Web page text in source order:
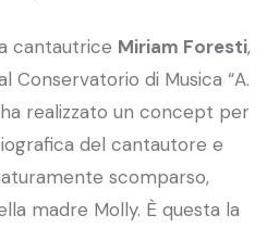
cantautrice Miriam Foresti,
Conservatorio di Musica “A.
ha realizzato un concept per
del cantautore e
scomparso,
madre Molly. È questa la